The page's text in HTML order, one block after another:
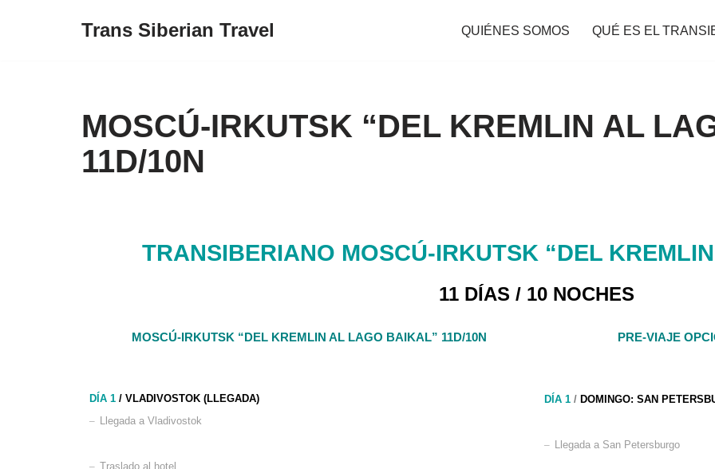
Trans Siberian Travel QUIÉNES SOMOS QUÉ ES EL
MOSCÚ-IRKUTSK “DEL KREMLIN AL
11D/10N
TRANSIBERIANO MOSCÚ-IRKUTSK “DEL
11 DÍAS / 10 NOCHES
MOSCÚ-IRKUTSK “DEL KREMLIN AL LAGO BAIKAL” 11D/10N
DÍA 1 / VLADIVOSTOK (LLEGADA)
– Llegada a Vladivostok
– Traslado al hotel
PRE-VIAJE
DÍA 1 / DOMINGO: SAN
– Llegada a San Petersburgo